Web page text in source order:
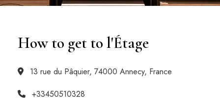
How to get to l'Étage
13 rue du Pâquier, 74000 Annecy, France
+33450510328